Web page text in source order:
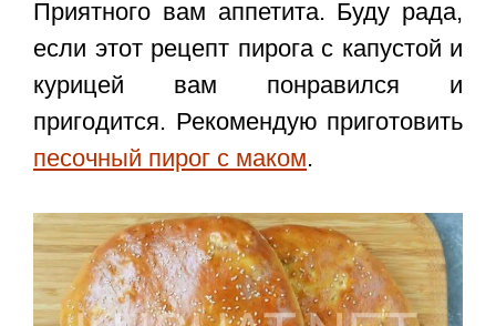
Приятного вам аппетита. Буду рада,
если этот рецепт пирога с капустой и
курицей вам понравился и
пригодится. Рекомендую приготовить
песочный пирог с маком.